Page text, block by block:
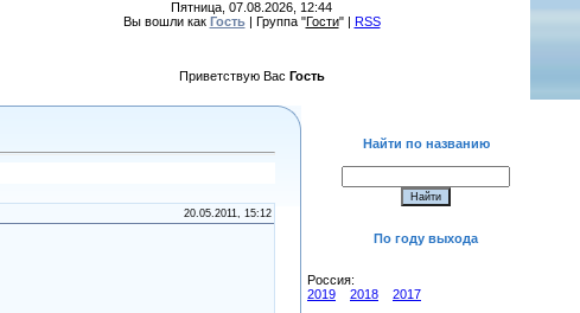
Пятница, 07.08.2026, 12:44
Вы вошли как Гость| Группа "Гости" | RSS
Приветствую Вас Гость
20.05.2011, 15:12
Найти по названию
По году выхода
Россия:
2019
2018
2017